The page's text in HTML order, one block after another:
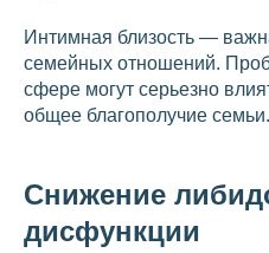
Интимная близость —
семейных отношений.
сфере могут серьезно
общее благополучие семьи.
Снижение
дисфункции